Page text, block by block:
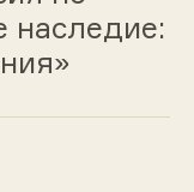
наследие: